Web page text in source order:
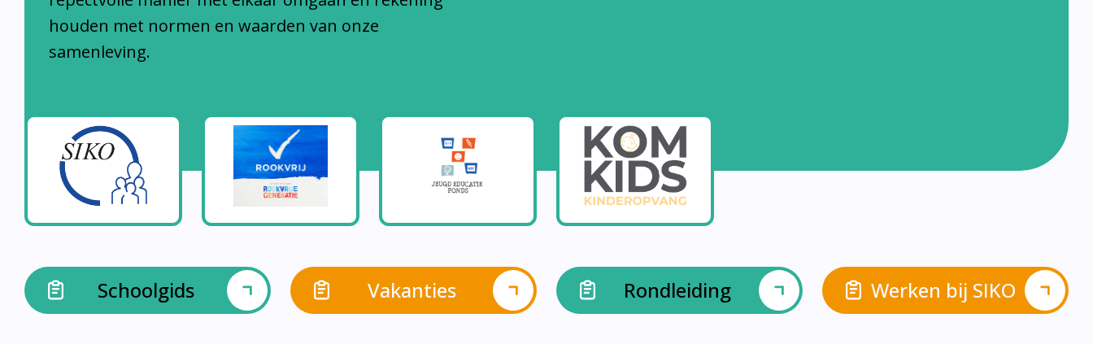
houden met normen en waarden van onze
samenleving.
Schoolgids Vakanties Rondleiding Werken bij SIKO